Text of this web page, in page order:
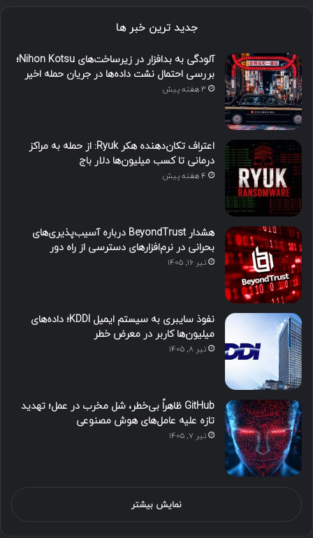
جدید ترین خبر ها
آلودگی به بدافزار در زیرساخت‌های Nihon Kotsu؛
بررسی احتمال نشت داده‌ها در جریان حمله اخیر
3 هفته پیش
اعتراف تکان‌دهنده هکر Ryuk: از حمله به مراکز
درمانی تا کسب میلیون‌ها دلار باج
4 هفته پیش
هشدار BeyondTrust درباره آسیب‌پذیری‌های
بحرانی در نرم‌افزارهای دسترسی از راه دور
تیر ۱۶, ۱۴۰۵
نفوذ سایبری به سیستم ایمیل KDDI؛ داده‌های
میلیون‌ها کاربر در معرض خطر
تیر ۸, ۱۴۰۵
GitHub ظاهراً بی‌خطر، شل مخرب در عمل؛ تهدید
تازه علیه عامل‌های هوش مصنوعی
تیر ۷, ۱۴۰۵
نمایش بیشتر